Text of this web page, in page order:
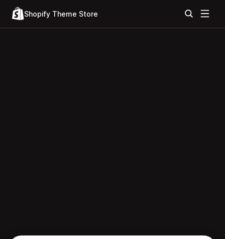
Shopify Theme Store